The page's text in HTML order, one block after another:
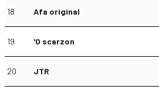
18 Afa original
19 'O scarzon
20 JTR